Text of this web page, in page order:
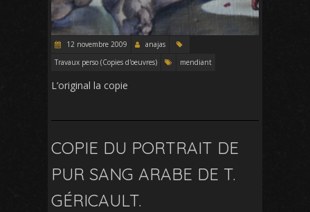
12 novembre 2009
anajas
Travaux perso (Copies d'oeuvres)
mendiant
L’original la copie
COPIE DU PORTRAIT DE
PUR SANG ARABE DE T.
GÉRICAULT.